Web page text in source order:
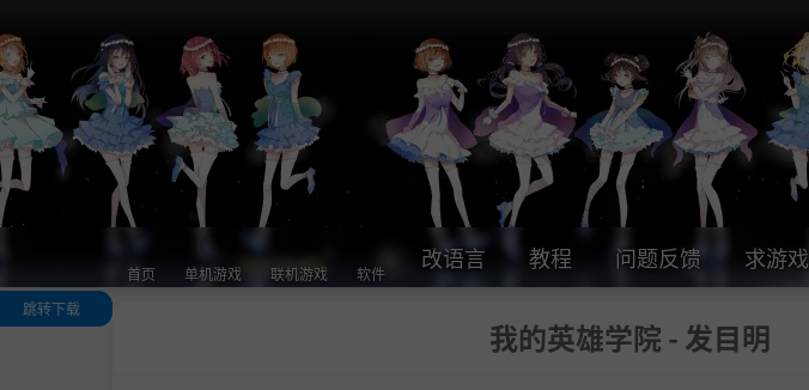
首页 单机游戏 联机游戏 软件
改语言 教程 问题反馈 求游戏
我的英雄学院 - 发目明
跳转下载